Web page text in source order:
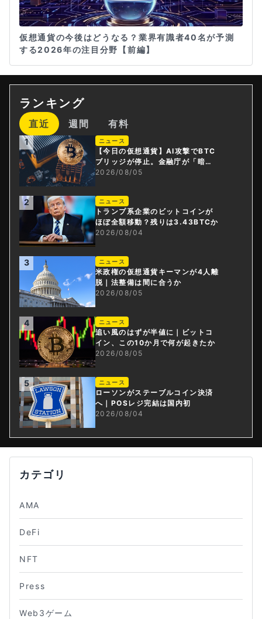
仮想通貨の今後はどうなる？業界有識者40名が予測
する2026年の注目分野【前編】
ランキング
直近 週間 有料
1 ニュース
【今日の仮想通貨】AI攻撃でBTC
ブリッジが停止。金融庁が「暗号
資産・ステーブルコイン課」新設
2026/08/05
2 ニュース
トランプ系企業のビットコインが
ほぼ全額移動？残りは3.43BTCか
2026/08/04
3 ニュース
米政権の仮想通貨キーマンが4人離
脱｜法整備は間に合うか
2026/08/05
4 ニュース
追い風のはずが半値に｜ビットコ
イン、この10か月で何が起きたか
2026/08/05
5 ニュース
ローソンがステーブルコイン決済
へ｜POSレジ完結は国内初
2026/08/04
カテゴリ
AMA
DeFi
NFT
Press
Web3ゲーム